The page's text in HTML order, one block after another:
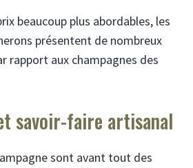
beaucoup plus abordables, les
présentent de nombreux
rapport aux champagnes des
savoir-faire artisanal
sont avant tout des